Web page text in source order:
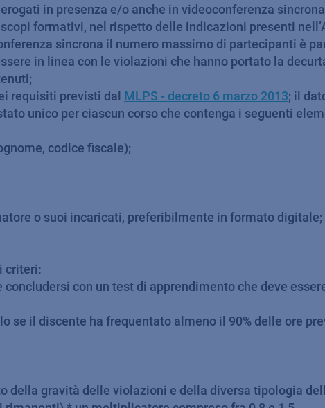
in presenza e/o anche in videoconferenza
formativi, nel rispetto delle indicazioni presenti
sincrona il numero massimo di partecipanti è
in linea con le violazioni che hanno portato la
requisiti previsti dal MLPS - decreto 6 marzo 2013; il
unico per ciascun corso che contenga i seguenti
codice fiscale);
o suoi incaricati, preferibilmente in formato digitale;
criteri:
con un test di apprendimento che deve
se il discente ha frequentato almeno il 90% delle ore
della gravità delle violazioni e della diversa tipologia